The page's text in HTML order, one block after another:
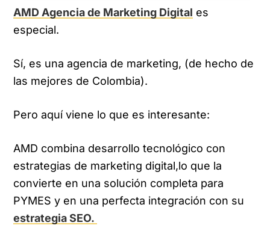
AMD Agencia de Marketing Digital es
especial.
Sí, es una agencia de marketing, (de hecho de
las mejores de Colombia).
Pero aquí viene lo que es interesante:
AMD combina desarrollo tecnológico con
estrategias de marketing digital,lo que la
convierte en una solución completa para
PYMES y en una perfecta integración con su
estrategia SEO.